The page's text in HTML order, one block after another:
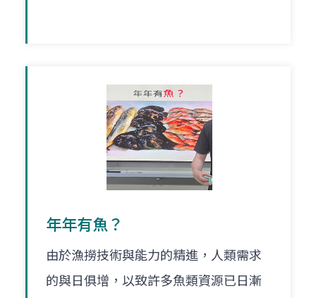
年年有魚？
由於漁撈技術與能力的精進，人類需求
的與日俱增，以致許多魚類資源已日漸